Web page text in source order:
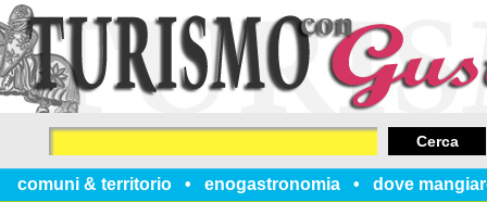
comuni & territorio enogastronomia dove
Cerca